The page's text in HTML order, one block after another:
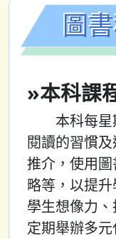
圖
»本科課
本科每星
閱讀的習慣
推介，使用
略等，以提
學生想像力
定期舉辦多